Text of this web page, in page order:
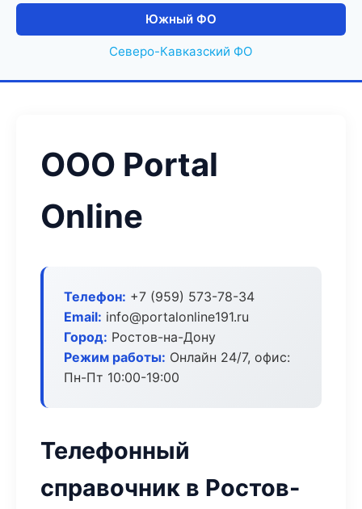
Южный ФО
Северо-Кавказский ФО
ООО Portal
Online
Телефон: +7 (959) 573-78-34
Email: info@portalonline191.ru
Город: Ростов-на-Дону
Режим работы: Онлайн 24/7, офис:
Пн-Пт 10:00-19:00
Телефонный
справочник в Ростов-